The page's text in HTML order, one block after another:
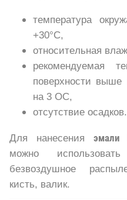
температура
+30°С,
относительная
рекомендуемая
поверхности
на 3 ОС,
отсутствие осадков.
Для нанесения эмали
можно
безвоздушное
кисть, валик.